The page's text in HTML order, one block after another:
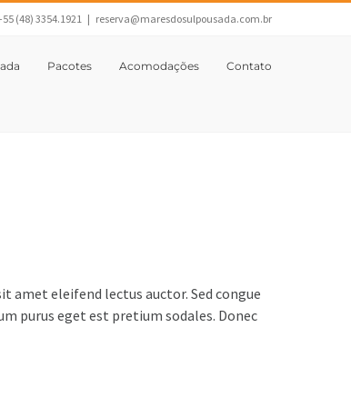
(48) 3354.1921 | reserva@maresdosulpousada.com.br
Pacotes Acomodações Contato
amet eleifend lectus auctor. Sed congue
purus eget est pretium sodales. Donec